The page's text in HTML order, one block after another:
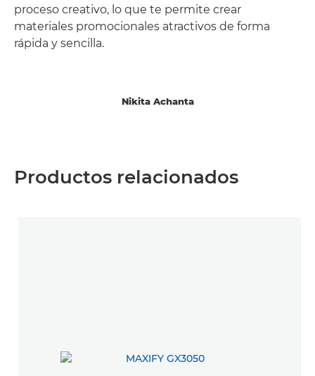
proceso creativo, lo que te permite crear
materiales promocionales atractivos de forma
rápida y sencilla.
Nikita Achanta
Productos relacionados